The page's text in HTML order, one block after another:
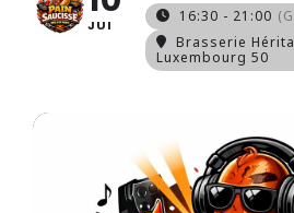
JUI 16:30 - 21:00
Brasserie
Luxembourg 50